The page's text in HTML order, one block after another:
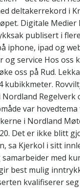
deltakerrekord i
Digitale Medier
publisert i
iphone, ipad og
og service Hos oss
oss på Rud.
kubikkmeter.
Regelverk
var
i Nordland
Det er ikke blitt
sa Kjerkol i sitt
med
best mulig
kvalifiserer